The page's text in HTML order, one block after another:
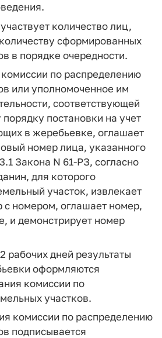
количество лиц,
сформированных
в порядке очередности.
по распределению
или уполномоченное им
соответствующей
постановки на учет
в жеребьевке, оглашает
номер лица, указанного
Закона N 61-РЗ, согласно
для которого
участок, извлекает
с номером, оглашает номер,
и демонстрирует номер
рабочих дней результаты
оформляются
комиссии по
участков.
комиссии по распределению
подписывается